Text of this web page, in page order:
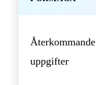
Återkommande
uppgifter